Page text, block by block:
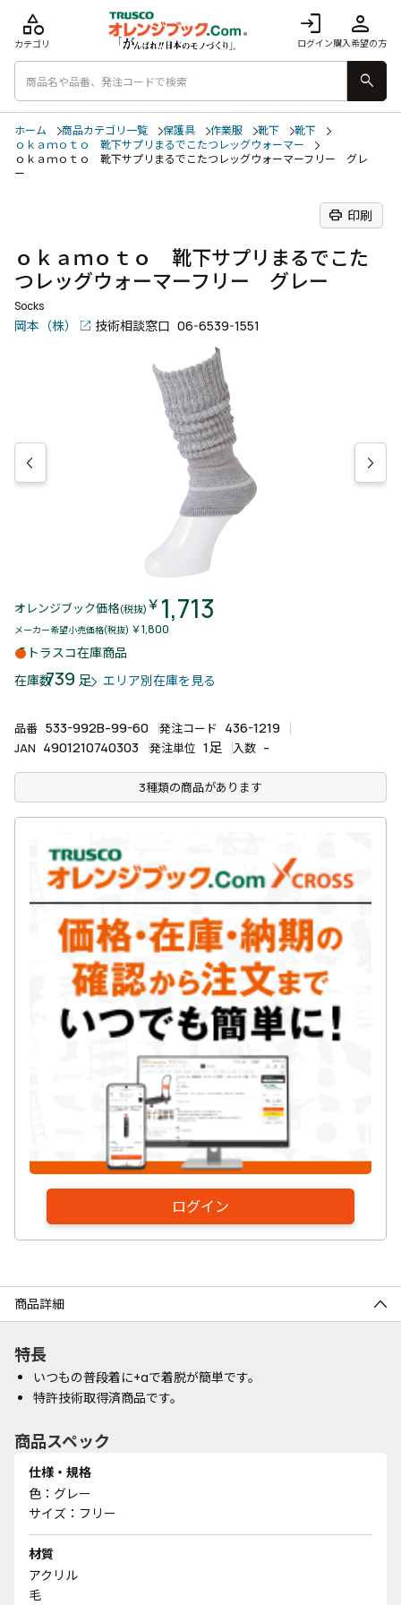
login
ログイン
person
購入希望の方
category
カテゴリ
search
ホーム 商品カテゴリ一覧 保護具 作業服 靴下
靴下
ｏｋａｍｏｔｏ 靴下サプリまるでこたつレッグウォーマー
ｏｋａｍｏｔｏ 靴下サプリまるでこたつレッグウォーマーフリー グレ
ー
print 印刷
ｏｋａｍｏｔｏ 靴下サプリまるでこた
つレッグウォーマーフリー グレー
Socks
岡本（株） 技術相談窓口 06-6539-1551
オレンジブック価格(税抜) ￥ 1,713
メーカー希望小売価格(税抜) ￥1,800
トラスコ在庫商品
在庫数739 足 エリア別在庫を見る
品番 533-992B-99-60 発注コード 436-1219
JAN 4901210740303 発注単位 1足 入数 -
3種類の商品があります
ログイン
商品詳細
特長
いつもの普段着に+αで着脱が簡単です。
特許技術取得済商品です。
商品スペック
仕様・規格
色：グレー
サイズ：フリー
材質
アクリル
毛